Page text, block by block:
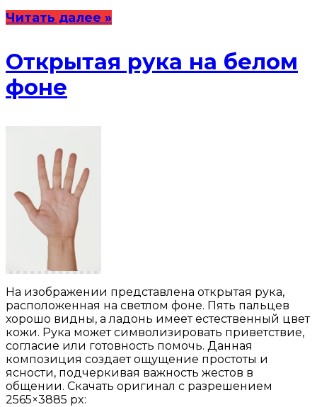
Читать далее »
Открытая рука на белом
фоне
На изображении представлена открытая рука,
расположенная на светлом фоне. Пять пальцев
хорошо видны, а ладонь имеет естественный цвет
кожи. Рука может символизировать приветствие,
согласие или готовность помочь. Данная
композиция создает ощущение простоты и
ясности, подчеркивая важность жестов в
общении. Скачать оригинал с разрешением
2565×3885 px: